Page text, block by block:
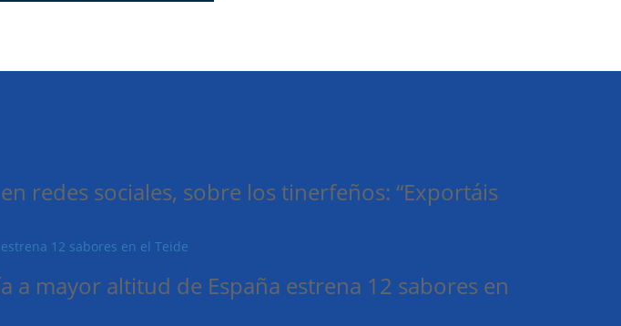
redes sociales, sobre los tinerfeños: “Exportáis
mayor altitud de España estrena 12 sabores en